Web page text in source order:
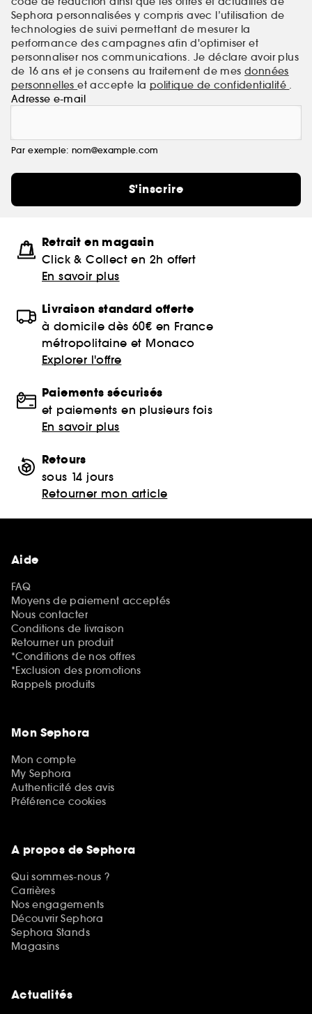
Sephora personnalisées y compris avec l’utilisation de
technologies de suivi permettant de mesurer la
performance des campagnes afin d'optimiser et
personnaliser nos communications. Je déclare avoir plus
de 16 ans et je consens au traitement de mes données
personnelleset accepte la politique de confidentialité
Adresse e-mail
Par exemple: nom@example.com
S'inscrire
Retrait en magasin
Click & Collect en 2h offert
En savoir plus
Livraison standard offerte
à domicile dès 60€ en France
métropolitaine et Monaco
Explorer l'offre
Paiements sécurisés
et paiements en plusieurs fois
En savoir plus
Retours
sous 14 jours
Retourner mon article
Aide
FAQ
Moyens de paiement acceptés
Nous contacter
Conditions de livraison
Retourner un produit
*Conditions de nos offres
*Exclusion des promotions
Rappels produits
Mon Sephora
Mon compte
My Sephora
Authenticité des avis
Préférence cookies
A propos de Sephora
Qui sommes-nous ?
Carrières
Nos engagements
Découvrir Sephora
Sephora Stands
Magasins
Actualités